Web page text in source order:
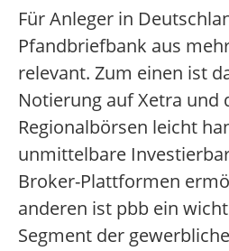
Für Anleger in
Pfandbriefbank aus
relevant. Zum einen ist
Notierung auf Xetra und
Regionalbörsen leicht
unmittelbare
Broker-Plattformen
anderen ist pbb ein
Segment der